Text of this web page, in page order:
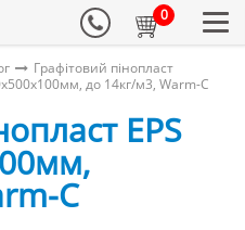
0
Графітовий пінопласт
до 14кг/м3, Warm-C
EPS
C